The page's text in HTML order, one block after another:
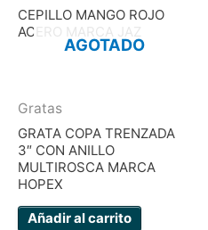
CEPILLO MANGO ROJO
ACERO MARCA JAZ
AGOTADO
Gratas
GRATA COPA TRENZADA
3″ CON ANILLO
MULTIROSCA MARCA
HOPEX
Añadir al carrito